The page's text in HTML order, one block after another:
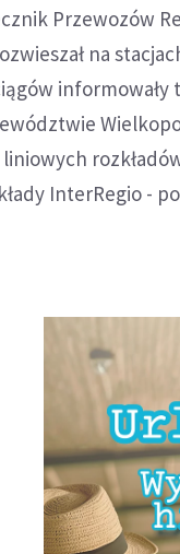
Przewozów
na
informowały
InterRegio -